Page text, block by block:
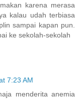
karena merasa
kalau udah terbiasa
sampai kapan pun.
ke sekolah-sekolah
7:23 AM
menderita anemia